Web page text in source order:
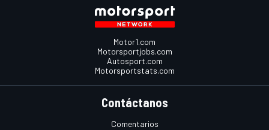
Motor1.com
Motorsportjobs.com
Autosport.com
Motorsportstats.com
Contáctanos
Comentarios